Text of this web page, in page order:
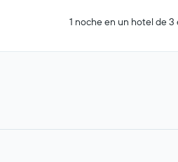
1 noche en un hotel de 3